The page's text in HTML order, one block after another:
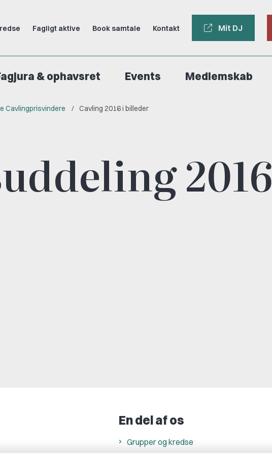
Fagligt aktive Book samtale Kontakt Mit DJ
& ophavsret Events Medlemskab
Cavlingprisvindere Cavling 2016 i billeder
2016
En del af os
Grupper og kredse